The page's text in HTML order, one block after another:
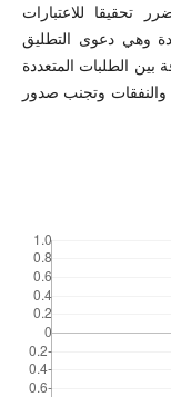
تحقيقا للاعتبارات
وهي دعوى التطليق
بين الطلبات المتعددة
وتجنب صدور